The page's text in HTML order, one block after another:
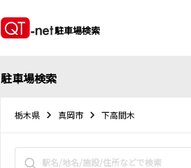
駐車場検索
駐車場検索
栃木県 真岡市 下高間木